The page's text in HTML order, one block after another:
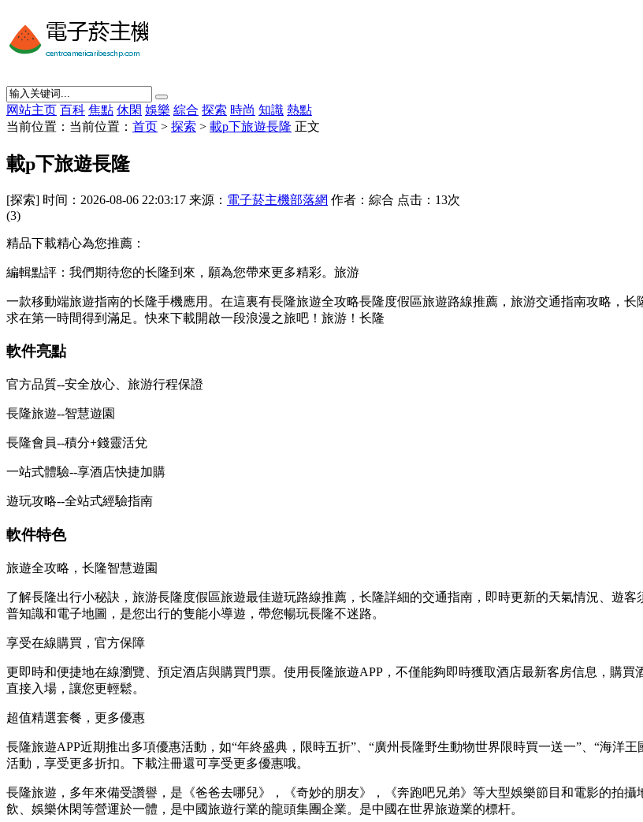
网站主页 百科 焦點 休閑 娛樂 綜合 探索 時尚 知識 熱點
当前位置：当前位置： 首页 > 探索 > 載p下旅遊長隆 正文
載p下旅遊長隆
[探索] 时间：2026-08-06 22:03:17 来源： 電子菸主機部落網 作者：綜合 点击：13次
(3)
精品下載精心為您推薦：
編輯點評：我們期待您的长隆到來，願為您帶來更多精彩。旅游
一款移動端旅遊指南的长隆手機應用。在這裏有長隆旅遊全攻略長隆度假區旅遊路線推薦，旅游交通指南攻略，
求在第一時間得到滿足。快來下載開啟一段浪漫之旅吧！旅游！长隆
軟件亮點
官方品質--安全放心、旅游行程保證
長隆旅遊--智慧遊園
長隆會員--積分+錢靈活兌
一站式體驗--享酒店快捷加購
遊玩攻略--全站式經驗指南
軟件特色
旅遊全攻略，长隆智慧遊園
了解長隆出行小秘訣，旅游長隆度假區旅遊最佳遊玩路線推薦，长隆詳細的交通指南，即時更新的天氣情況、遊
普知識和電子地圖，是您出行的隻能小導遊，帶您暢玩長隆不迷路。
享受在線購買，官方保障
更即時和便捷地在線瀏覽、預定酒店與購買門票。使用長隆旅遊APP，不僅能夠即時獲取酒店最新客房信息，購
直接入場，讓您更輕鬆。
超值精選套餐，更多優惠
長隆旅遊APP近期推出多項優惠活動，如“年終盛典，限時五折”、“廣州長隆野生動物世界限時買一送一”、“海洋
活動，享受更多折扣。下載注冊還可享受更多優惠哦。
長隆旅遊，多年來備受讚譽，是《爸爸去哪兒》，《奇妙的朋友》，《奔跑吧兄弟》等大型娛樂節目和電影的拍
飲、娛樂休閑等營運於一體，是中國旅遊行業的龍頭集團企業。是中國在世界旅遊業的標杆。